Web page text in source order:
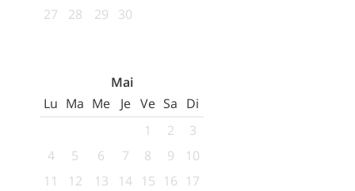
27
28 29 30
Mai
Lu Ma Me Je Ve Sa Di
1
2
3
4
5 6 7 8 9
10
11
12 13 14 15 16 17